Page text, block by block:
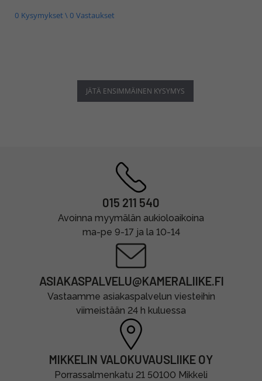
0 Kysymykset \ 0 Vastaukset
JÄTÄ ENSIMMÄINEN KYSYMYS
015 211 540
Avoinna myymälän aukioloaikoina
ma-pe 9-17 ja la 10-14
ASIAKASPALVELU@KAMERALIIKE.FI
Vastaamme asiakaspalvelun viesteihin
viimeistään 24 h kuluessa
MIKKELIN VALOKUVAUSLIIKE OY
Porrassalmenkatu 21 50100 Mikkeli